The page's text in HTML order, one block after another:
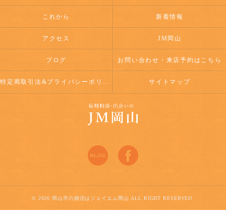
これから 新着情報
アクセス JM岡山
ブログ お問い合わせ・来店予約はこちら
特定商取引法&プライバシーポリシー サイトマップ
© 2026 岡山市の婚活はジェイエム岡山 ALL RIGHT RESERVED.